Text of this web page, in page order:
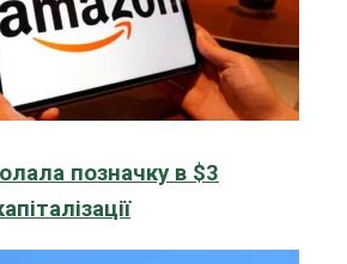
позначку в $3